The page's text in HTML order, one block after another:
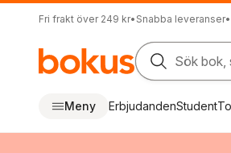
Fri frakt över 249 kr• Snabba leveranser•
Sök bok,
Meny ErbjudandenStudent